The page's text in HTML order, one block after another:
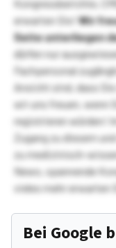
Kongressberichte,
erwarten Sie!Wir
Seite unterliegen
dürfen nur
Fachpersonal
Ansicht sind, dass
wir uns freuen, wenn
registrieren würden!
Zugang zu diesem
zu medizinisch-
News, spannende
vieles mehr erwarten
Bei Google